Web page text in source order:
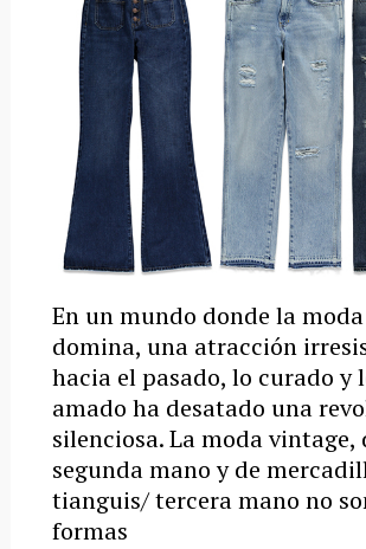
En un mundo donde la
domina, una atracción
hacia el pasado, lo curado y
amado ha desatado una
silenciosa. La moda vintage,
segunda mano y de
tianguis/ tercera mano no
formas